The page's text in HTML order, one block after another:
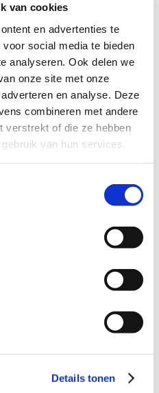
van cookies
en advertenties te
social media te bieden
analyseren. Ook delen we
onze site met onze
en analyse. Deze
combineren met andere
verstrekt of die ze hebben
van hun services.
Details tonen
die ook goed samen
regelmatig met
vinden het leuk om met
van aard. Ze laten
zoals mooie
showen trots hun
en auto’s. Maar het liefst
Voetballen staat bovenaan!
de Muziekbuurt
in het weekend een paar